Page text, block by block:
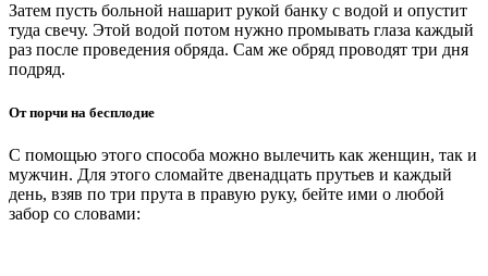
Затем пусть больной нашарит рукой банку с водой и опустит
туда свечу. Этой водой потом нужно промывать глаза каждый
раз после проведения обряда. Сам же обряд проводят три дня
подряд.
От порчи на бесплодие
С помощью этого способа можно вылечить как женщин, так и
мужчин. Для этого сломайте двенадцать прутьев и каждый
день, взяв по три прута в правую руку, бейте ими о любой
забор со словами: